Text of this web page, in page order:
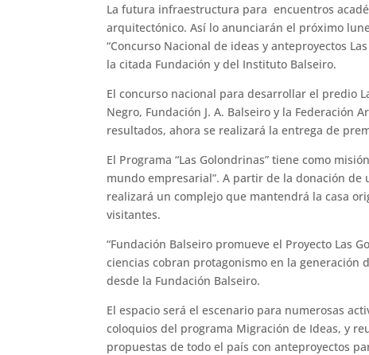
La futura infraestructura para encuentros
arquitectónico. Así lo anunciarán el próximo
“Concurso Nacional de ideas y anteproyectos
la citada Fundación y del Instituto Balseiro.
El concurso nacional para desarrollar el predio
Negro, Fundación J. A. Balseiro y la Federación
resultados, ahora se realizará la entrega de
El Programa “Las Golondrinas” tiene como
mundo empresarial”. A partir de la donación
realizará un complejo que mantendrá la casa
visitantes.
“Fundación Balseiro promueve el Proyecto Las
ciencias cobran protagonismo en la generación
desde la Fundación Balseiro.
El espacio será el escenario para numerosas
coloquios del programa Migración de Ideas, y
propuestas de todo el país con anteproyectos